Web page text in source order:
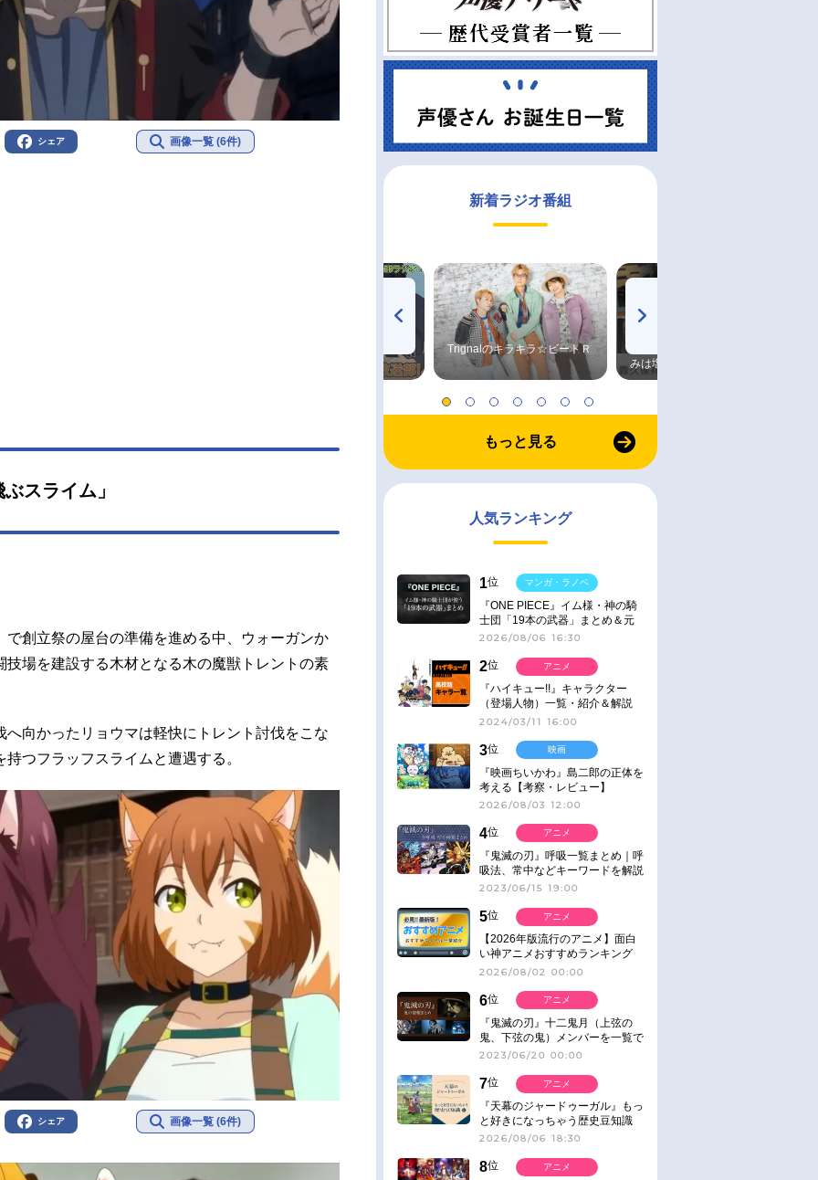
シェア 画像一覧 (6件)
スライム」
創立祭の屋台の準備を進める中、ウォーガンか
場を建設する木材となる木の魔獣トレントの素
向かったリョウマは軽快にトレント討伐をこな
つフラッフスライムと遭遇する。
シェア 画像一覧 (6件)
新着ラジオ番組
Trignalのキラキラ☆ビートＲ
みは塩だけ
もっと見る
人気ランキング
1位
『ONE PIECE』イム様・神の騎
士団「19本の武器」まとめ＆元
ネタ
2026/08/06 16:30
マンガ・ラノベ
2位
『ハイキュー!!』キャラクター
（登場人物）一覧・紹介＆解説
2024/03/11 16:00
アニメ
3位
『映画ちいかわ』島二郎の正体を
考える【考察・レビュー】
2026/08/03 12:00
映画
4位
『鬼滅の刃』呼吸一覧まとめ｜呼
吸法、常中などキーワードを解説
2023/06/15 19:00
アニメ
5位
【2026年版流行のアニメ】面白
い神アニメおすすめランキング
【名作・話題作】｜ジャンル別人
2026/08/02 00:00
アニメ
6位
『鬼滅の刃』十二鬼月（上弦の
鬼、下弦の鬼）メンバーを一覧で
紹介＆解説（登場鬼の情報まと
2023/06/20 00:00
アニメ
7位
『天幕のジャードゥーガル』もっ
と好きになっちゃう歴史豆知識
2026/08/06 18:30
アニメ
8位
アニメ